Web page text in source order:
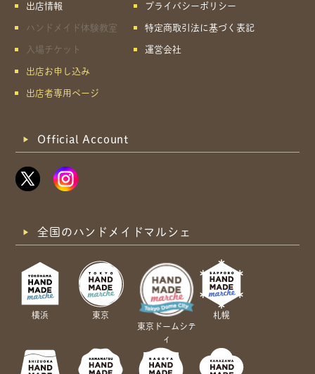
共有方法を選択
出店情報
ハンドメイド体験教室
入場チケット
出店お申し込み
出店者専用ページ
プライバシーポリシー
特定商取引法に基づく表記
運営会社
Official Account
全国のハンドメイドマルシェ
横浜
東京
東京ドームシテ
ィ
札幌